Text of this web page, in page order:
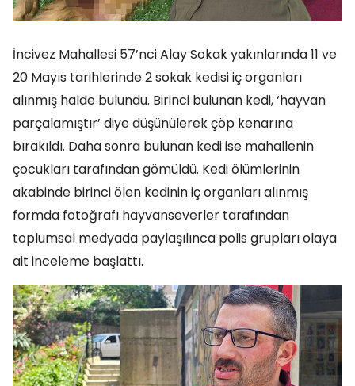
İncivez Mahallesi 57’nci Alay Sokak yakınlarında 11 ve
20 Mayıs tarihlerinde 2 sokak kedisi iç organları
alınmış halde bulundu. Birinci bulunan kedi, ‘hayvan
parçalamıştır’ diye düşünülerek çöp kenarına
bırakıldı. Daha sonra bulunan kedi ise mahallenin
çocukları tarafından gömüldü. Kedi ölümlerinin
akabinde birinci ölen kedinin iç organları alınmış
formda fotoğrafı hayvanseverler tarafından
toplumsal medyada paylaşılınca polis grupları olaya
ait inceleme başlattı.